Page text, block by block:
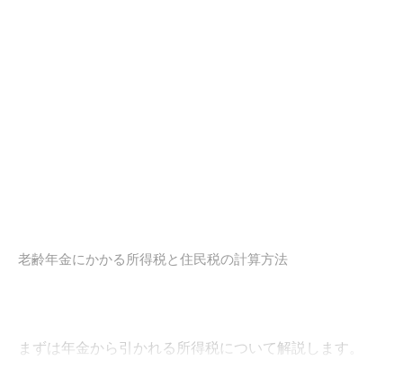
老齢年金にかかる所得税と住民税の計算方法
まずは年金から引かれる所得税について解説します。